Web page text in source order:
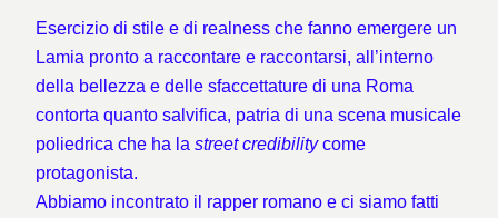
Esercizio di stile e di realness che fanno emergere un
Lamia pronto a raccontare e raccontarsi, all’interno
della bellezza e delle sfaccettature di una Roma
contorta quanto salvifica, patria di una scena musicale
poliedrica che ha la street credibilitycome
protagonista.
Abbiamo incontrato il rapper romano e ci siamo fatti